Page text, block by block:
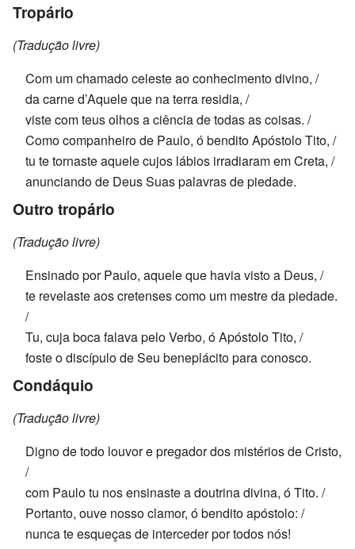
Tropário
(Tradução livre)
Com um chamado celeste ao conhecimento divino, /
da carne d’Aquele que na terra residia, /
viste com teus olhos a ciência de todas as coisas. /
Como companheiro de Paulo, ó bendito Apóstolo Tito, /
tu te tornaste aquele cujos lábios irradiaram em Creta, /
anunciando de Deus Suas palavras de piedade.
Outro tropário
(Tradução livre)
Ensinado por Paulo, aquele que havia visto a Deus, /
te revelaste aos cretenses como um mestre da piedade.
/
Tu, cuja boca falava pelo Verbo, ó Apóstolo Tito, /
foste o discípulo de Seu beneplácito para conosco.
Condáquio
(Tradução livre)
Digno de todo louvor e pregador dos mistérios de Cristo,
/
com Paulo tu nos ensinaste a doutrina divina, ó Tito. /
Portanto, ouve nosso clamor, ó bendito apóstolo: /
nunca te esqueças de interceder por todos nós!